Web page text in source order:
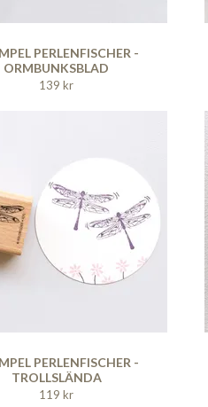
PERLENFISCHER -
ORMBUNKSBLAD
139 kr
PERLENFISCHER -
TROLLSLÄNDA
119 kr